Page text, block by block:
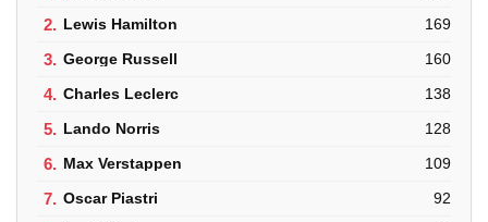
2. Lewis Hamilton 169
3. George Russell 160
4. Charles Leclerc 138
5. Lando Norris 128
6. Max Verstappen 109
7. Oscar Piastri 92